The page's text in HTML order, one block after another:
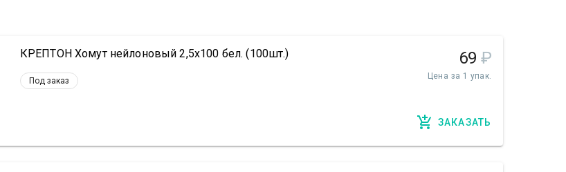
КРЕПТОН Хомут нейлоновый 2,5х100 бел. (100шт.)
Под заказ
69 ₽
Цена за 1 упак.
ЗАКАЗАТЬ